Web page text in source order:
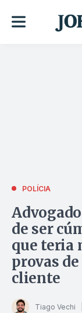
POLÍCIA
de ser
que teria
provas
cliente
Tiago Vechi